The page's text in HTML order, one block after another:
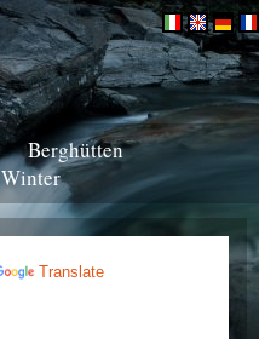
Berghütten
Winter
Translate